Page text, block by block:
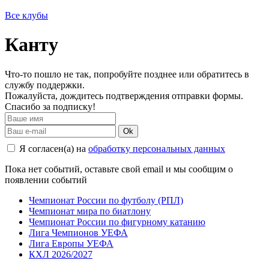
Все клубы
Канту
Что-то пошло не так, попробуйте позднее или обратитесь в
службу поддержки.
Пожалуйста, дождитесь подтверждения отправки формы.
Спасибо за подписку!
Ok
Я согласен(а) на обработку персональных данных
Пока нет событий, оставьте свой email и мы сообщим о
появлении событий
Чемпионат России по футболу (РПЛ)
Чемпионат мира по биатлону
Чемпионат России по фигурному катанию
Лига Чемпионов УЕФА
Лига Европы УЕФА
КХЛ 2026/2027